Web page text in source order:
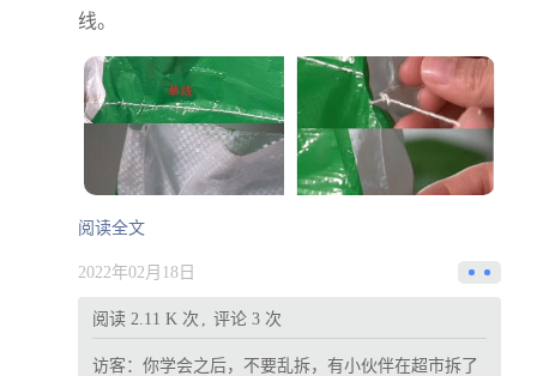
线。
阅读全文
2022年02月18日
阅读 2.11 K 次 评论 3 次
访客： 你学会之后，不要乱拆，有小伙伴在超市拆了